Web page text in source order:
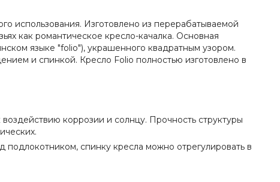
использования. Изготовлено из перерабатываемой
как романтическое кресло-качалка. Основная
языке "folio"), украшенного квадратным узором.
и спинкой. Кресло Folio полностью изготовлено в
коррозии и солнцу. Прочность структуры
спинку кресла можно отрегулировать в